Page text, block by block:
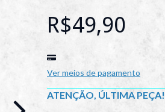
R$49,90
Ver meios de pagamento
ATENÇÃO, ÚLTIMA PEÇA!